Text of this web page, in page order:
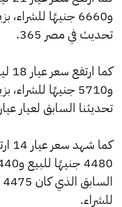
تحديث في مصر 365.
تحديثنا السابق لعيار عيار 18.
للشراء.